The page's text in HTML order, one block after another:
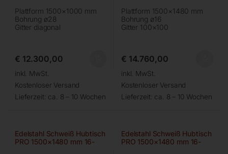
Plattform 1500×1000 mm
Bohrung ø28
Gitter diagonal
€ 12.300,00
inkl. MwSt.
Kostenloser Versand
Lieferzeit: ca. 8 – 10 Wochen
Plattform 1500×1480 mm
Bohrung ø16
Gitter 100×100
€ 14.760,00
inkl. MwSt.
Kostenloser Versand
Lieferzeit: ca. 8 – 10 Wochen
Edelstahl Schweiß Hubtisch
PRO 1500×1480 mm 16-
Edelstahl Schweiß Hubtisch
PRO 1500×1480 mm 16-